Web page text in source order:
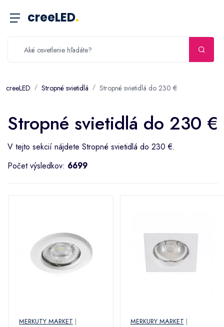
creeLED.
creeLED Stropné svietidlá Stropné svietidlá do 230 €
Stropné svietidlá do 230 €
V tejto sekcií nájdete Stropné svietidlá do 230 €.
Počet výsledkov: 6699
MERKUTY MARKET |
MERKURY MARKET |